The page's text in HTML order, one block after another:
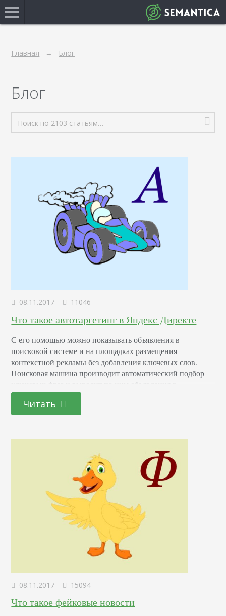
Главная Блог
Блог
Поиск по 2103 статьям…
08.11.2017 11046
Что такое автотаргетинг в Яндекс Директе
С его помощью можно показывать объявления в
поисковой системе и на площадках размещения
контекстной рекламы без добавления ключевых слов.
Поисковая машина производит автоматический подбор
ключевых фраз и выводит по ним объявления в
соответствии с тематикой и содержанием рекламного
текста. Принцип работы автотаргетинга Инструмент
доступен в поисковой выдаче и РСЯ. Ключевые слова
Системе необходимо несколько…
Читать
08.11.2017 15094
Что такое фейковые новости